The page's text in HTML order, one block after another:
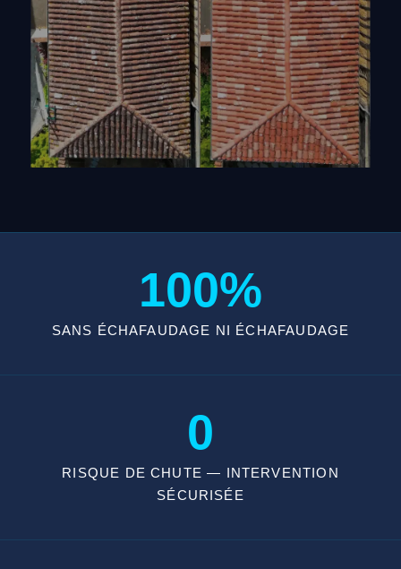
100%
SANS ÉCHAFAUDAGE NI ÉCHAFAUDAGE
0
RISQUE DE CHUTE — INTERVENTION
SÉCURISÉE